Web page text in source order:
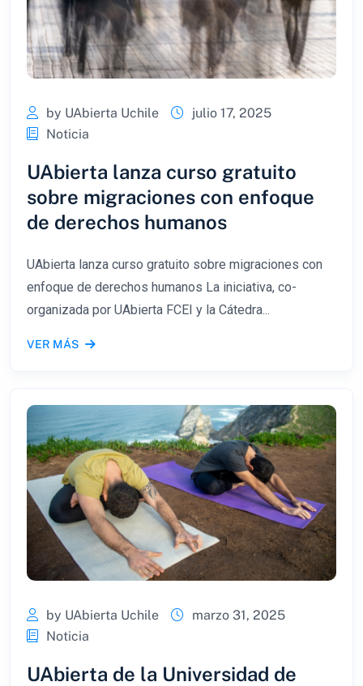
by UAbierta Uchile
julio 17, 2025
Noticia
UAbierta lanza curso gratuito
sobre migraciones con enfoque
de derechos humanos
UAbierta lanza curso gratuito sobre migraciones con
enfoque de derechos humanos La iniciativa, co-
organizada por UAbierta FCEI y la Cátedra...
VER MÁS
by UAbierta Uchile
marzo 31, 2025
Noticia
UAbierta de la Universidad de